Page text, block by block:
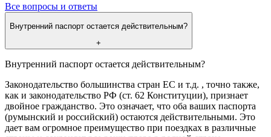
Все вопросы и ответы
Внутренний паспорт остается действительным?
+
Внутренний паспорт остается действительным?
Законодательство большинства стран ЕС и т.д. , точно также,
как и законодательство РФ (ст. 62 Конституции), признает
двойное гражданство. Это означает, что оба ваших паспорта
(румынский и российский) остаются действительными. Это
дает вам огромное преимущество при поездках в различные